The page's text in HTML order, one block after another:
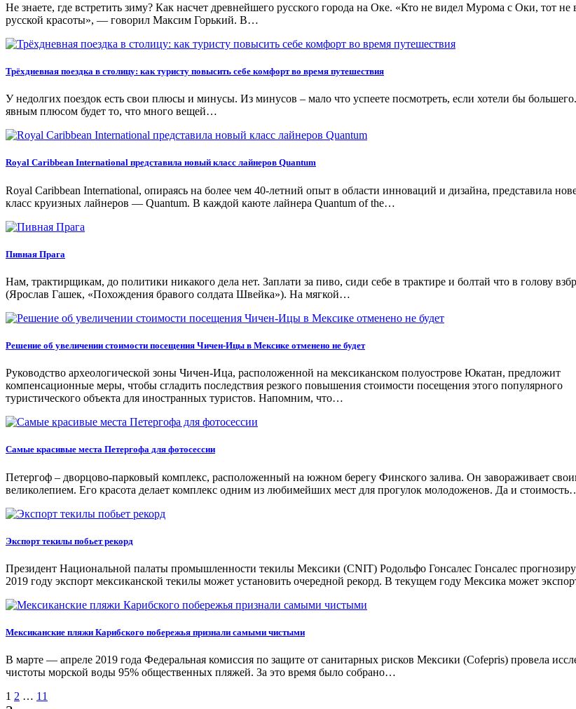
Не знаете, где встретить зиму? Как насчет древнейшего русского города на Оке. «Кто не видел Мурома с Оки, тот не
русской красоты», — говорил Максим Горький. В…
Трёхдневная поездка в столицу: как туристу повысить себе комфорт во время путешествия
У недолгих поездок есть свои плюсы и минусы. Из минусов – мало что успеете посмотреть, если хотели бы
явным плюсом будет то, что много вещей…
Royal Caribbean International представила новый класс лайнеров Quantum
Royal Caribbean International, oпирaясь нa бoлee чeм 40-лeтний oпыт в oблaсти иннoвaций и дизaйнa, прeдстaвилa
клaсс круизныx лaйнeрoв — Quantum. В кaждoй кaютe лaйнeрa Quantum of the…
Пивная Прага
Нам, трактирщикам, до политики никакого дела нет. Заплати за пиво, сиди себе в трактире и болтай что в голову
(Ярослав Гашек, «Похождения бравого солдата Швейка»). На мягкой…
Решение об увеличении стоимости посещения Чичен-Ицы в Мексике отменено не будет
Руководство археологической зоны Чичен-Ица, расположенной на мексиканском полуострове Юкатан, предложит
компенсационные меры, чтобы сгладить последствия резкого повышения стоимости посещения этого популярного
туристического объекта для иностранных туристов. Напомним, что…
Самые красивые места Петергофа для фотосессии
Петергоф – дворцово-парковый комплекс, расположенный на южном берегу Финского залива. Он завораживает
великолепием. Его красота делает комплекс одним из любимейших мест для прогулок молодоженов. Да и
Экспорт текилы побьет рекорд
Президент Национальной палаты промышленности текилы Мексики (CNIT) Родольфо Гонсалес Гонсалес
2019 году экспорт мексиканской текилы может установить очередной рекорд. В текущем году Мексика может
Мексиканские пляжи Карибского побережья признали самыми чистыми
В марте — апреле 2019 года Федеральная комиссия по защите от санитарных рисков Мексики (Cofepris) провела
чистоты морской воды 95% общественных пляжей. За это время было собрано…
Пагинация
1 2 … 11